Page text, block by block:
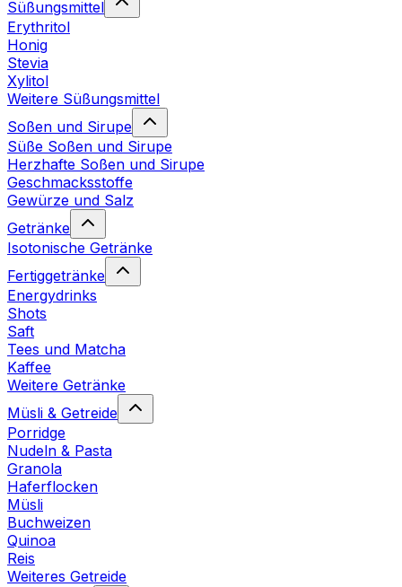
Süßungsmittel
Erythritol
Honig
Stevia
Xylitol
Weitere Süßungsmittel
Soßen und Sirupe
Süße Soßen und Sirupe
Herzhafte Soßen und Sirupe
Geschmacksstoffe
Gewürze und Salz
Getränke
Isotonische Getränke
Fertiggetränke
Energydrinks
Shots
Saft
Tees und Matcha
Kaffee
Weitere Getränke
Müsli & Getreide
Porridge
Nudeln & Pasta
Granola
Haferflocken
Müsli
Buchweizen
Quinoa
Reis
Weiteres Getreide